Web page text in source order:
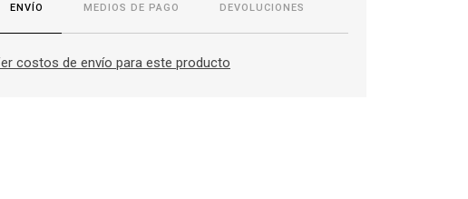
ENVÍO MEDIOS DE PAGO DEVOLUCIONES
costos de envío para este producto